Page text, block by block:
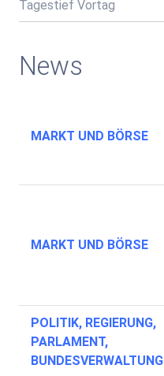
Tagestief Vortag
News
MARKT UND BÖRSE
MARKT UND BÖRSE
POLITIK, REGIERUNG,
PARLAMENT,
BUNDESVERWALTUNG